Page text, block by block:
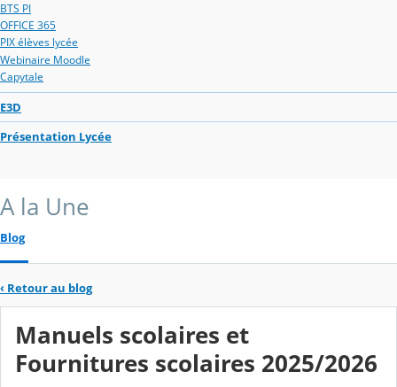
BTS PI
OFFICE 365
PIX élèves lycée
Webinaire Moodle
Capytale
E3D
Présentation Lycée
A la Une
Blog
‹ Retour au blog
Manuels scolaires et
Fournitures scolaires 2025/2026